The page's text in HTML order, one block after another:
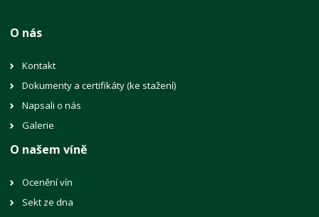
O nás
Kontakt
Dokumenty a certifikáty (ke stažení)
Napsali o nás
Galerie
O našem víně
Ocenění vín
Sekt ze dna